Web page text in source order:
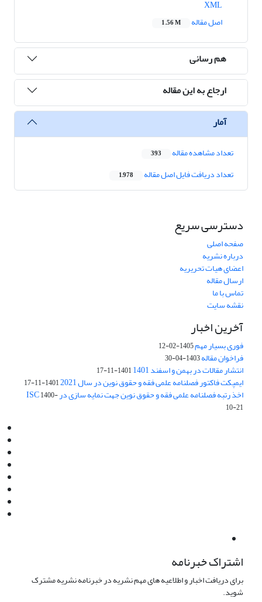
اصل مقاله
1.56 M
هم رسانی
ارجاع به این مقاله
آمار
تعداد مشاهده مقاله 393
تعداد دریافت فایل اصل مقاله 1,978
دسترسی سریع
صفحه اصلی
درباره نشریه
اعضای هیات تحریریه
ارسال مقاله
تماس با ما
نقشه سایت
آخرین اخبار
فوری بسیار مهم1405-02-12
فراخوان مقاله1403-04-30
انتشار مقالات در بهمن و اسفند 1401 1401-11-17
ایمپکت فاکتور فصلنامه علمی فقه و حقوق نوین در سال 2021 1401-11-17
اخذ رتبه فصلنامه علمی فقه و حقوق نوین جهت نمایه سازی در ISC1400-
10-21
اشتراک خبرنامه
برای دریافت اخبار و اطلاعیه های مهم نشریه در خبرنامه نشریه مشترک
شوید.